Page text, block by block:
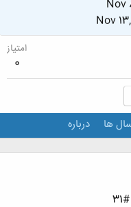
Nov
Nov
امتیاز
0
ها درباره